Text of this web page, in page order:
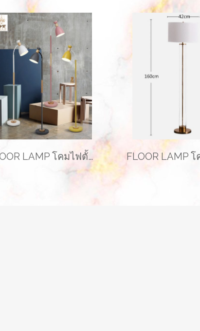
FLOOR LAMP โคมไฟตั้งพื้น รุ่น EVE-00271